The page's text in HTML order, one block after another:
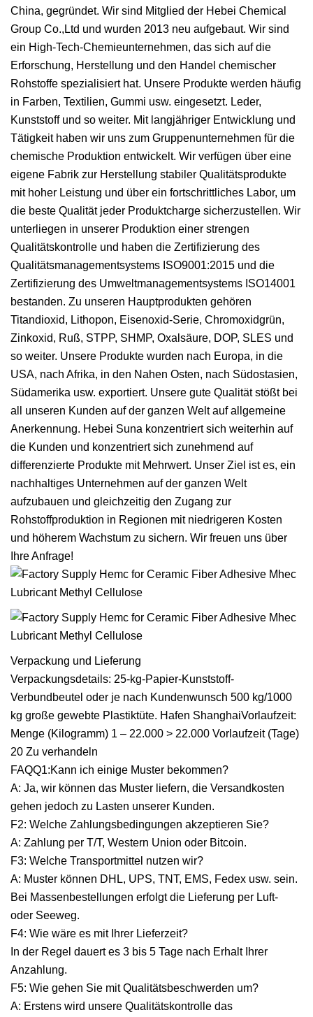
China, gegründet. Wir sind Mitglied der Hebei Chemical
Group Co.,Ltd und wurden 2013 neu aufgebaut. Wir sind
ein High-Tech-Chemieunternehmen, das sich auf die
Erforschung, Herstellung und den Handel chemischer
Rohstoffe spezialisiert hat. Unsere Produkte werden häufig
in Farben, Textilien, Gummi usw. eingesetzt. Leder,
Kunststoff und so weiter. Mit langjähriger Entwicklung und
Tätigkeit haben wir uns zum Gruppenunternehmen für die
chemische Produktion entwickelt. Wir verfügen über eine
eigene Fabrik zur Herstellung stabiler Qualitätsprodukte
mit hoher Leistung und über ein fortschrittliches Labor, um
die beste Qualität jeder Produktcharge sicherzustellen. Wir
unterliegen in unserer Produktion einer strengen
Qualitätskontrolle und haben die Zertifizierung des
Qualitätsmanagementsystems ISO9001:2015 und die
Zertifizierung des Umweltmanagementsystems ISO14001
bestanden. Zu unseren Hauptprodukten gehören
Titandioxid, Lithopon, Eisenoxid-Serie, Chromoxidgrün,
Zinkoxid, Ruß, STPP, SHMP, Oxalsäure, DOP, SLES und
so weiter. Unsere Produkte wurden nach Europa, in die
USA, nach Afrika, in den Nahen Osten, nach Südostasien,
Südamerika usw. exportiert. Unsere gute Qualität stößt bei
all unseren Kunden auf der ganzen Welt auf allgemeine
Anerkennung. Hebei Suna konzentriert sich weiterhin auf
die Kunden und konzentriert sich zunehmend auf
differenzierte Produkte mit Mehrwert. Unser Ziel ist es, ein
nachhaltiges Unternehmen auf der ganzen Welt
aufzubauen und gleichzeitig den Zugang zur
Rohstoffproduktion in Regionen mit niedrigeren Kosten
und höherem Wachstum zu sichern. Wir freuen uns über
Ihre Anfrage!
Verpackung und Lieferung
Verpackungsdetails: 25-kg-Papier-Kunststoff-
Verbundbeutel oder je nach Kundenwunsch 500 kg/1000
kg große gewebte Plastiktüte. Hafen ShanghaiVorlaufzeit:
Menge (Kilogramm) 1 – 22.000 > 22.000 Vorlaufzeit (Tage)
20 Zu verhandeln
FAQQ1:Kann ich einige Muster bekommen?
A: Ja, wir können das Muster liefern, die Versandkosten
gehen jedoch zu Lasten unserer Kunden.
F2: Welche Zahlungsbedingungen akzeptieren Sie?
A: Zahlung per T/T, Western Union oder Bitcoin.
F3: Welche Transportmittel nutzen wir?
A: Muster können DHL, UPS, TNT, EMS, Fedex usw. sein.
Bei Massenbestellungen erfolgt die Lieferung per Luft-
oder Seeweg.
F4: Wie wäre es mit Ihrer Lieferzeit?
In der Regel dauert es 3 bis 5 Tage nach Erhalt Ihrer
Anzahlung.
F5: Wie gehen Sie mit Qualitätsbeschwerden um?
A: Erstens wird unsere Qualitätskontrolle das